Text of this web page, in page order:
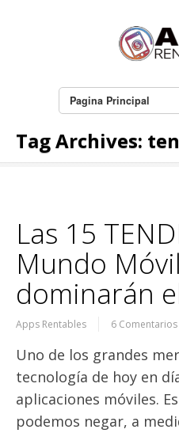
Pagina Principal
Tag Archives:
Las 15
Mundo
dominarán
Apps Rentables 6 Comentarios
Uno de los grandes
tecnología de hoy en
aplicaciones móviles.
podemos negar, a